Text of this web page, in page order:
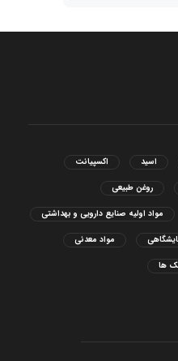
اسید اکسپیانت
روغن طبیعی
مواد اولیه صنایع دارویی و بهداشتی
مواد معدنی
ها